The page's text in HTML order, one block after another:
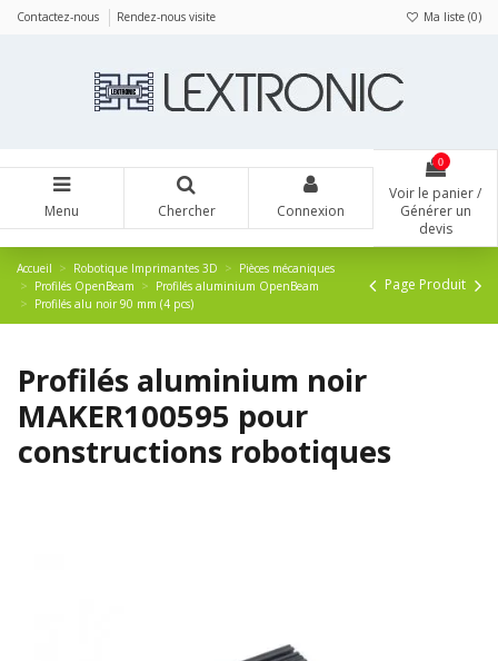
Contactez-nous Rendez-nous visite Ma liste (0)
Menu Chercher Connexion
0
Voir le panier /
Générer un
devis
Accueil Robotique Imprimantes 3D
Pièces mécaniques
Profilés OpenBeam
Profilés aluminium OpenBeam
Profilés alu noir 90 mm (4 pcs)
Page Produit
Profilés aluminium noir
MAKER100595 pour
constructions robotiques
Panneau de gestion des cookies